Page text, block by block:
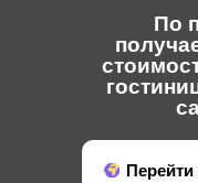
По